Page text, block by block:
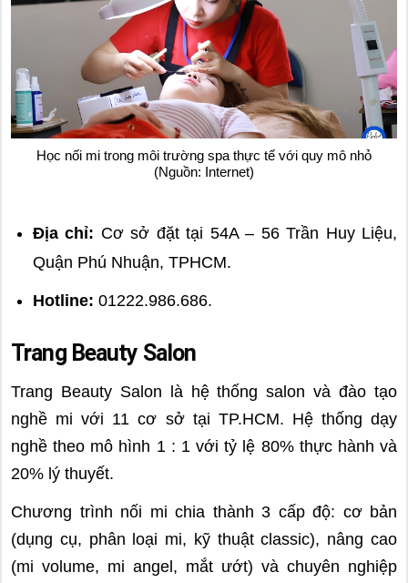
Học nối mi trong môi trường spa thực tế với quy mô nhỏ
(Nguồn: Internet)
Địa chỉ: Cơ sở đặt tại 54A – 56 Trần Huy Liệu,
Quận Phú Nhuận, TPHCM.
Hotline: 01222.986.686.
Trang Beauty Salon
Trang Beauty Salon là hệ thống salon và đào tạo
nghề mi với 11 cơ sở tại TP.HCM. Hệ thống dạy
nghề theo mô hình 1 : 1 với tỷ lệ 80% thực hành và
20% lý thuyết.
Chương trình nối mi chia thành 3 cấp độ: cơ bản
(dụng cụ, phân loại mi, kỹ thuật classic), nâng cao
(mi volume, mi angel, mắt ướt) và chuyên nghiệp